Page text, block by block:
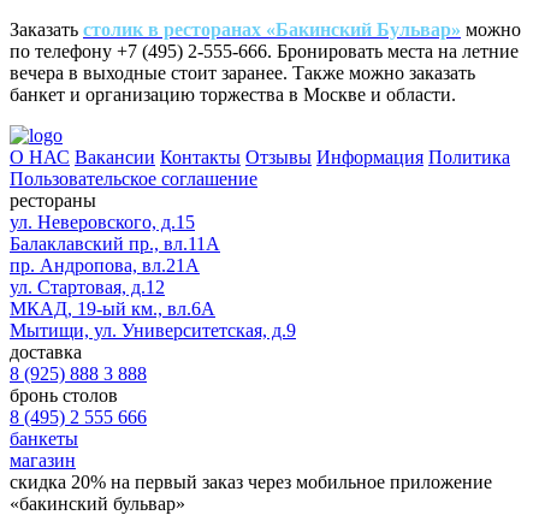
Заказать столик в ресторанах «Бакинский Бульвар» можно
по телефону +7 (495) 2-555-666. Бронировать места на летние
вечера в выходные стоит заранее. Также можно заказать
банкет и организацию торжества в Москве и области.
О НАС Вакансии Контакты Отзывы Информация Политика
Пользовательское соглашение
рестораны
ул. Неверовского, д.15
Балаклавский пр., вл.11А
пр. Андропова, вл.21А
ул. Стартовая, д.12
МКАД, 19-ый км., вл.6А
Мытищи, ул. Университетская, д.9
доставка
8 (925) 888 3 888
бронь столов
8 (495) 2 555 666
банкеты
магазин
скидка 20% на первый заказ через мобильное приложение
«бакинский бульвар»